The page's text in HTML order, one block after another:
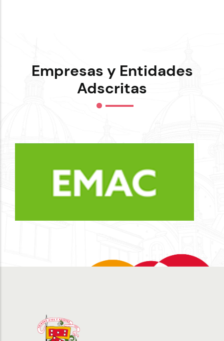
Empresas y Entidades
Adscritas